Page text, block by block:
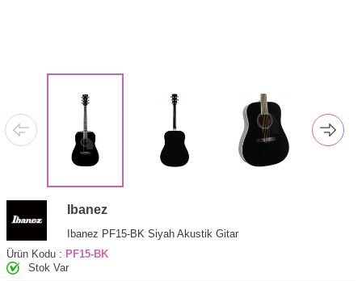
Ibanez
Ibanez PF15-BK Siyah Akustik Gitar
Ürün Kodu : PF15-BK
Stok Var